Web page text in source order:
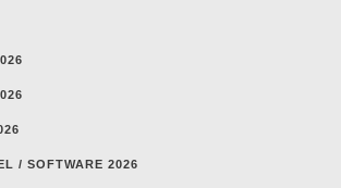
/ SOFTWARE 2026